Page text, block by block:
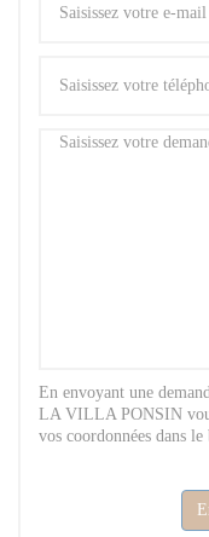
En envoyant une
LA VILLA PONSIN
vos coordonnées dans